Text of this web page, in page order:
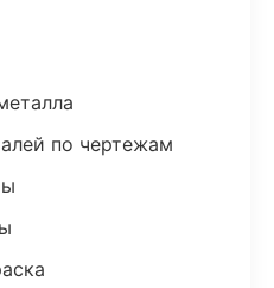
по чертежам